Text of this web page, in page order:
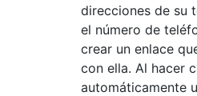
direcciones de su
el número de
crear un enlace
con ella. Al hacer
automáticamente